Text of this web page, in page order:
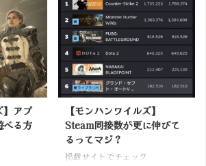
】アプ
べる方
【モンハンワイルズ】
Steam同接数が更に伸びて
るってマジ？
掲載サイトでチェック